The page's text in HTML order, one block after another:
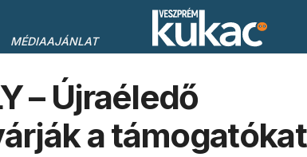
MÉDIAAJÁNLAT
– Újraéledő
a támogatókat